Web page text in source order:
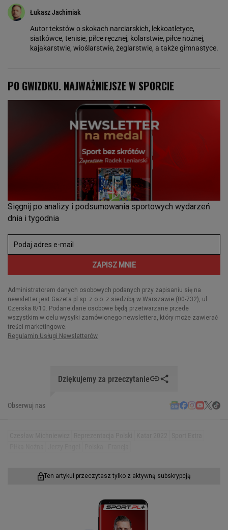
Łukasz Jachimiak
Autor tekstów o skokach narciarskich, lekkoatletyce,
siatkówce, tenisie, piłce ręcznej, kolarstwie, piłce nożnej,
kajakarstwie, wioślarstwie, żeglarstwie, a także gimnastyce.
Dziękujemy za przeczytanie
Obserwuj nas